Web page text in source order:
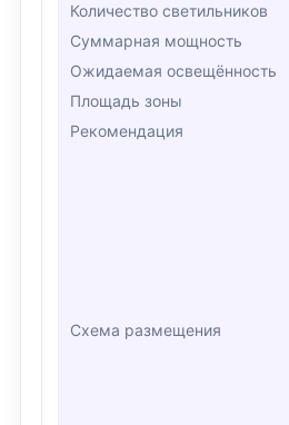
Количество светильников
Суммарная мощность
Ожидаемая освещённость
Площадь зоны
Рекомендация
Схема размещения